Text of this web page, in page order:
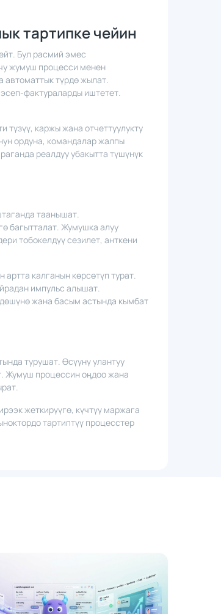
тартипке чейин
Бул расмий эмес
жумуш процесси менен
түрдө жылат.
фактураларды иштетет.
түзүү, каржы жана отчеттуулукту
ордуна, командалар жалпы
реалдуу убакытта түшүнүк
таанышат.
багытталат. Жумушка алуу
тобокелдүү сезилет, анткени
калганын көрсөтүп турат.
импульс алышат.
жана басым астында кымбат
турушат. Өсүүнү улантуу
Жумуш процессин оңдоо жана
жеткирүүгө, күчтүү маржага
тартиптүү процесстер